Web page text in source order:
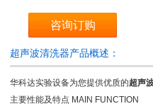
咨询订购
超声波清洗器产品概述：
华科达实验设备为您提供优质的超声
主要性能及特点 MAIN FUNCTION